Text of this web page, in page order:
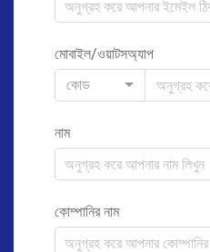
মোবাইল/ওয়াটসঅ্যাপ
কোড
নাম
কোম্পানির নাম